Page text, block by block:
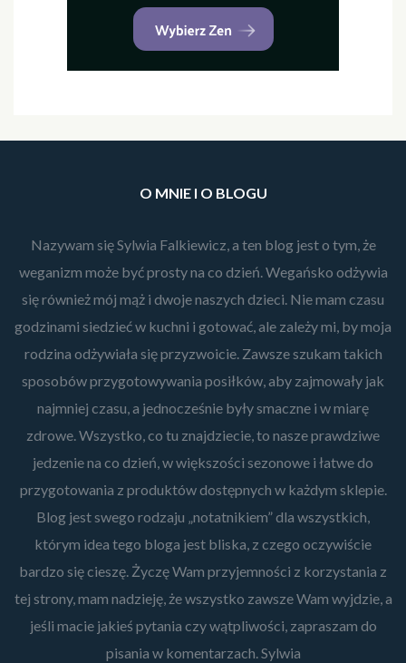
O MNIE I O BLOGU
Nazywam się Sylwia Falkiewicz, a ten blog jest o tym, że
weganizm może być prosty na co dzień. Wegańsko odżywia
się również mój mąż i dwoje naszych dzieci. Nie mam czasu
godzinami siedzieć w kuchni i gotować, ale zależy mi, by moja
rodzina odżywiała się przyzwoicie. Zawsze szukam takich
sposobów przygotowywania posiłków, aby zajmowały jak
najmniej czasu, a jednocześnie były smaczne i w miarę
zdrowe. Wszystko, co tu znajdziecie, to nasze prawdziwe
jedzenie na co dzień, w większości sezonowe i łatwe do
przygotowania z produktów dostępnych w każdym sklepie.
Blog jest swego rodzaju „notatnikiem” dla wszystkich,
którym idea tego bloga jest bliska, z czego oczywiście
bardzo się cieszę. Życzę Wam przyjemności z korzystania z
tej strony, mam nadzieję, że wszystko zawsze Wam wyjdzie, a
jeśli macie jakieś pytania czy wątpliwości, zapraszam do
pisania w komentarzach. Sylwia